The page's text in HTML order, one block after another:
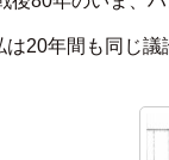
は20年間も同じ